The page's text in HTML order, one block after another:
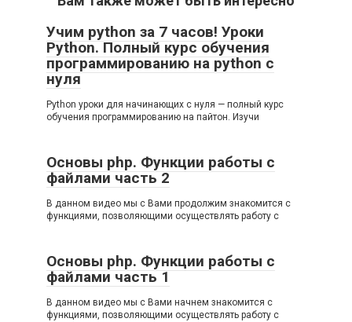
Учим python за 7 часов! Уроки
Python. Полный курс обучения
программированию на python с
нуля
Python уроки для начинающих с нуля — полный курс
обучения программированию на пайтон. Изучи
Основы php. Функции работы с
файлами часть 2
В данном видео мы с Вами продолжим знакомится с
функциями, позволяющими осуществлять работу с
Основы php. Функции работы с
файлами часть 1
В данном видео мы с Вами начнем знакомится с
функциями, позволяющими осуществлять работу с